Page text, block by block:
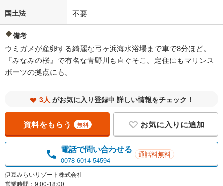
国土法 不要
備考
ウミガメが産卵する綺麗な弓ヶ浜海水浴場まで車で8分ほど。
『みなみの桜』で有名な青野川も直ぐそこ。定住にもマリンス
ポーツの拠点にも。
3人 がお気に入り登録中 詳しい情報をチェック！
資料をもらう 無料 お気に入りに追加
電話で問い合わせる
0078-6014-54594
通話料無料
伊豆みらいリゾート株式会社
営業時間：9:00-18:00